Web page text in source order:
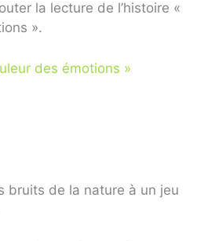
la lecture de l’histoire «
».
des émotions »
bruits de la nature à un jeu